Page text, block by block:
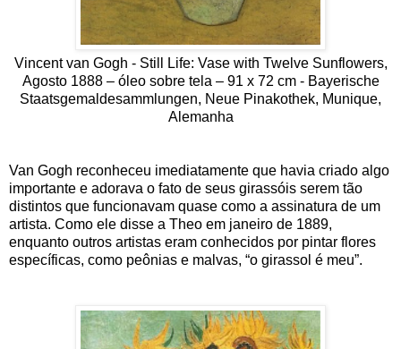
Vincent van Gogh - Still Life: Vase with Twelve Sunflowers,
Agosto 1888 – óleo sobre tela – 91 x 72 cm - Bayerische
Staatsgemaldesammlungen, Neue Pinakothek, Munique,
Alemanha
Van Gogh reconheceu imediatamente que havia criado algo
importante e adorava o fato de seus girassóis serem tão
distintos que funcionavam quase como a assinatura de um
artista. Como ele disse a Theo em janeiro de 1889,
enquanto outros artistas eram conhecidos por pintar flores
específicas, como peônias e malvas, “o girassol é meu”.